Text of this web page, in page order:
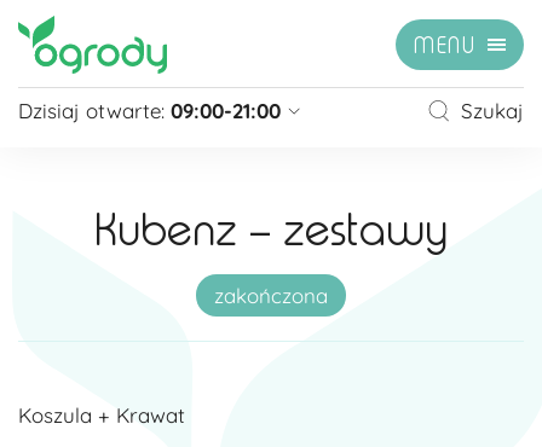
MENU
Dzisiaj otwarte: 09:00-21:00
Niedziela
zamknięte
Niedziela handlowa
10:00 - 20:00
Szukaj
Kubenz – zestawy
zakończona
Koszula + Krawat